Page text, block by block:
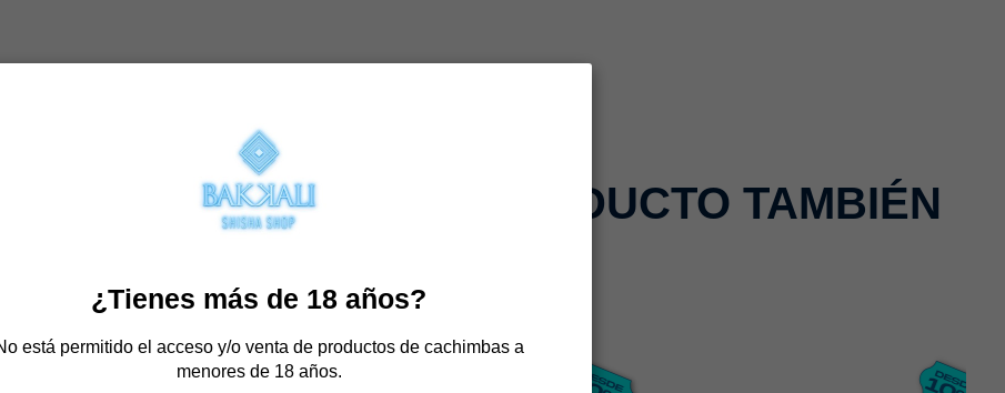
ESTE PRODUCTO TAMBIÉN
¿Tienes más de 18 años?
está permitido el acceso y/o venta de productos de cachimbas a
menores de 18 años.